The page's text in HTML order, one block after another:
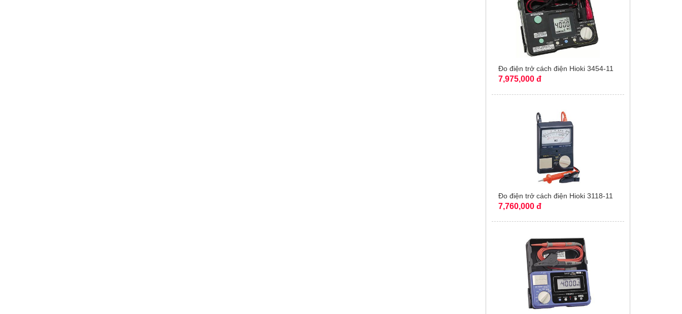
Đo điện trở cách điện Hioki 3454-11
7,975,000 đ
Đo điện trở cách điện Hioki 3118-11
7,760,000 đ